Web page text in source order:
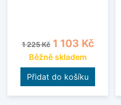
Běžná cena
1 225 Kč Cena
1 103 Kč
Běžně skladem
Přidat do košíku